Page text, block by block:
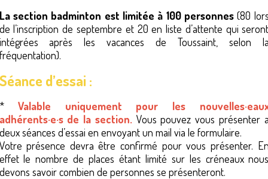
section badminton est limitée à 100 personnes(80
l’inscription de septembre et 20 en liste d’attente qui
après les vacances de Toussaint, selon
d’essai :
Valable uniquement pour les
de la section.Vous pouvez vous présenter
séances d’essai en envoyant un mail via le formulaire.
présence devra être confirmé pour vous présenter.
le nombre de places étant limité sur les créneaux
savoir combien de personnes se présenteront.